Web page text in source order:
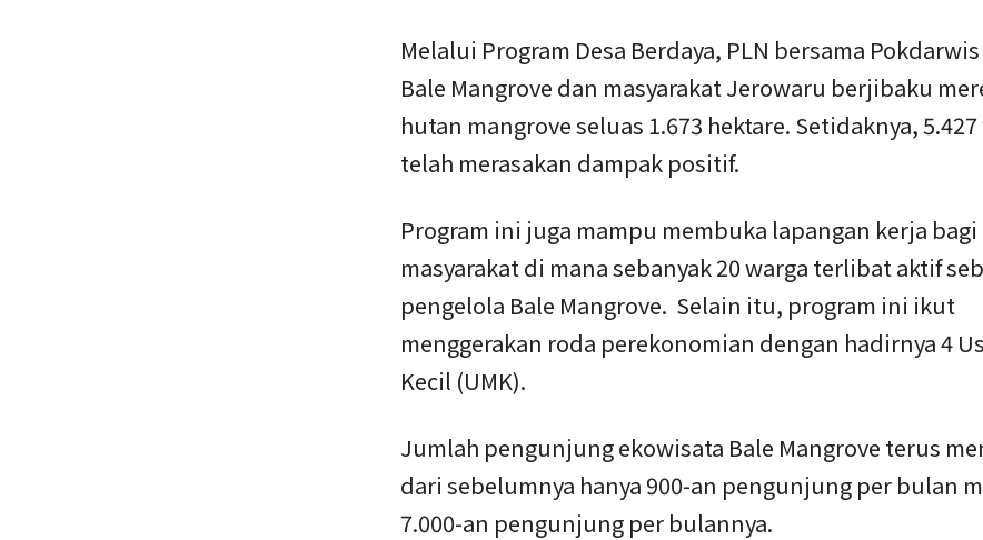
Melalui Program Desa Berdaya, PLN bersama
Bale Mangrove dan masyarakat Jerowaru berjibaku
hutan mangrove seluas 1.673 hektare. Setidaknya,
telah merasakan dampak positif.
Program ini juga mampu membuka lapangan kerja bagi
masyarakat di mana sebanyak 20 warga terlibat aktif
pengelola Bale Mangrove. Selain itu, program ini ikut
menggerakan roda perekonomian dengan hadirnya 4
Kecil (UMK).
Jumlah pengunjung ekowisata Bale Mangrove terus
dari sebelumnya hanya 900-an pengunjung per bulan
7.000-an pengunjung per bulannya.